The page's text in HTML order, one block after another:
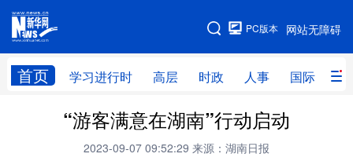
网站无障碍
PC版本
首页 学习进行时 高层 时政 人事 国际 财
网站地图
学习进行时 高层 时政
财经 网评
“游客满意在湖南”行动启动
2023-09-07 09:52:29 来源：湖南日报